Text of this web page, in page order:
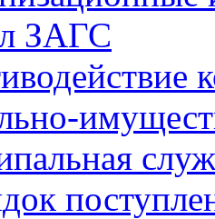
ЗАГС